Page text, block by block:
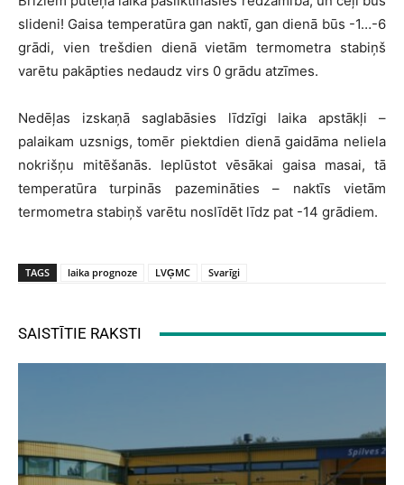
slideni! Gaisa temperatūra gan naktī, gan dienā būs -1…-6
grādi, vien trešdien dienā vietām termometra stabiņš
varētu pakāpties nedaudz virs 0 grādu atzīmes.
Nedēļas izskaņā saglabāsies līdzīgi laika apstākļi –
palaikam uzsnigs, tomēr piektdien dienā gaidāma neliela
nokrišņu mitēšanās. Ieplūstot vēsākai gaisa masai, tā
temperatūra turpinās pazemināties – naktīs vietām
termometra stabiņš varētu noslīdēt līdz pat -14 grādiem.
TAGS laika prognoze LVĢMC Svarīgi
SAISTĪTIE RAKSTI